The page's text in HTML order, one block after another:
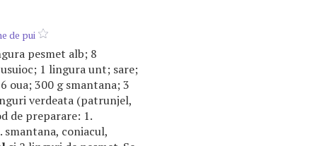
de pui
pesmet alb; 8
1 lingura unt; sare;
oua; 300 g smantana; 3
verdeata (patrunjel,
de preparare: 1.
coniacul,